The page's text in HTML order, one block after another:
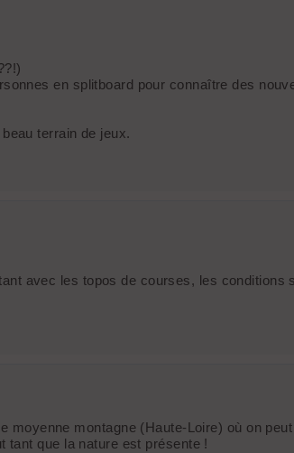
en splitboard pour connaître des
terrain de jeux.
avec les topos de courses, les
montagne (Haute-Loire) où on
tant que la nature est présente !